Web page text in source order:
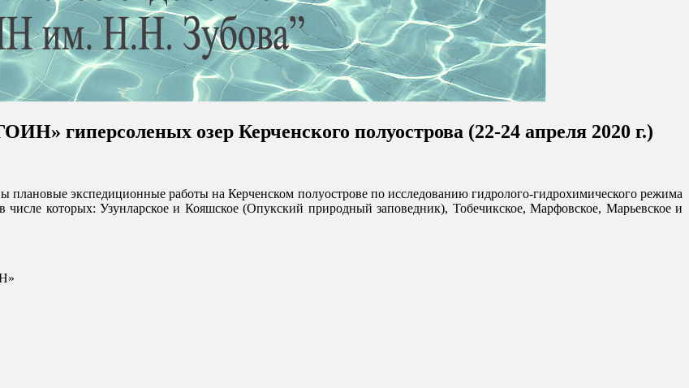
"ГОИН"
гиперсоленых озер Керченского полуострова (22-24 апреля 2020 г.)
экспедиционные работы на Керченском полуострове по исследованию гидролого-гидрохимического режима
которых: Узунларское и Кояшское (Опукский природный заповедник), Тобечикское, Марфовское, Марьевское и